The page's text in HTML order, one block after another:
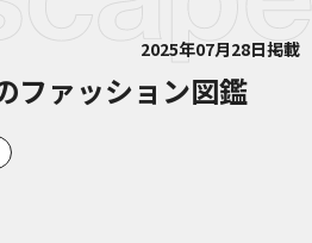
2025年07月28日掲載
ファッション図鑑